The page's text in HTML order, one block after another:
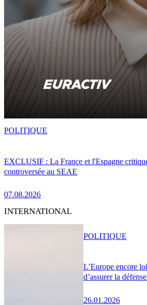
EXCLUSIF : La France et l'Espagne
controversée au SEAE
07.08.2026
POLITIQUE
INTERNATIONAL
L’Europe encore
d’assurer la
26.01.2026
POLITIQUE